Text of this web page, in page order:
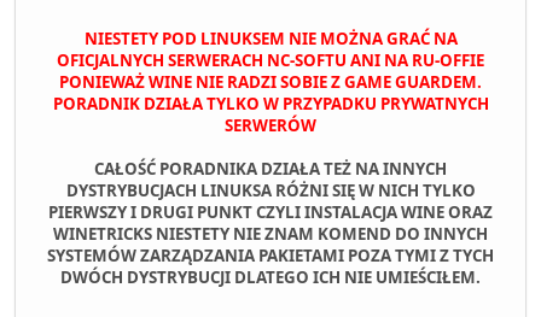
NIESTETY POD LINUKSEM NIE MOŻNA GRAĆ NA
OFICJALNYCH SERWERACH NC-SOFTU ANI NA RU-OFFIE
PONIEWAŻ WINE NIE RADZI SOBIE Z GAME GUARDEM.
PORADNIK DZIAŁA TYLKO W PRZYPADKU PRYWATNYCH
SERWERÓW
CAŁOŚĆ PORADNIKA DZIAŁA TEŻ NA INNYCH
DYSTRYBUCJACH LINUKSA RÓŻNI SIĘ W NICH TYLKO
PIERWSZY I DRUGI PUNKT CZYLI INSTALACJA WINE ORAZ
WINETRICKS NIESTETY NIE ZNAM KOMEND DO INNYCH
SYSTEMÓW ZARZĄDZANIA PAKIETAMI POZA TYMI Z TYCH
DWÓCH DYSTRYBUCJI DLATEGO ICH NIE UMIEŚCIŁEM.